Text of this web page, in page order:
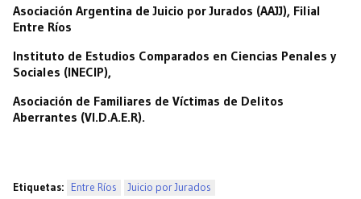
Asociación Argentina de Juicio por Jurados (AAJJ), Filial
Entre Ríos
Instituto de Estudios Comparados en Ciencias Penales y
Sociales (INECIP),
Asociación de Familiares de Víctimas de Delitos
Aberrantes (VI.D.A.E.R).
Etiquetas: Entre Ríos Juicio por Jurados